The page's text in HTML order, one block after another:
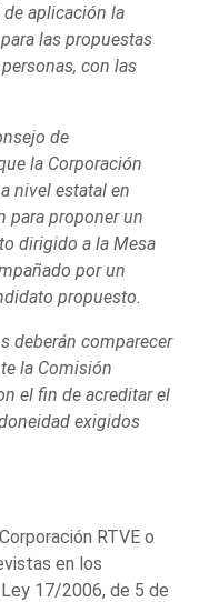
aplicación la
las propuestas
con las
de
la Corporación
nivel estatal en
para proponer un
dirigido a la Mesa
por un
propuesto.
deberán comparecer
la Comisión
el fin de acreditar el
exigidos
RTVE o
en los
17/2006, de 5 de